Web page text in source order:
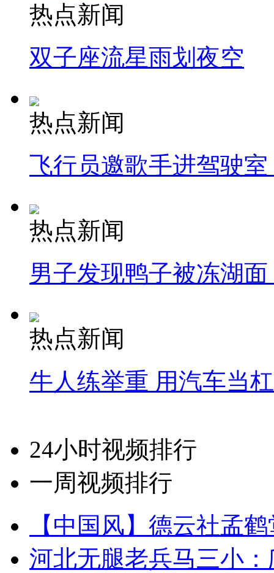
热点新闻
双子座流星雨划夜空
热点新闻
飞行员邀歌手进驾驶
热点新闻
男子发现鸭子被冻湖
热点新闻
牛人练举重 用汽车当
24小时视频排行
一周视频排行
【中国风】德云社孟
河北无腿老兵马三小